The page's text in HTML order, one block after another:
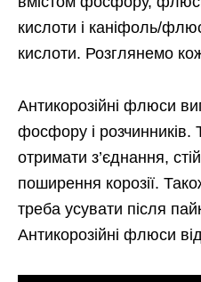
кислоти і каніфоль/
кислоти. Розглянемо
Антикорозійні флюси
фосфору і
отримати з’єднання,
поширення корозії.
треба усувати після
Антикорозійні флюси